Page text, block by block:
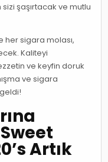
şaşırtacak ve mutlu
her sigara molası,
Kaliteyi
ve keyfin doruk
ve sigara
Artık